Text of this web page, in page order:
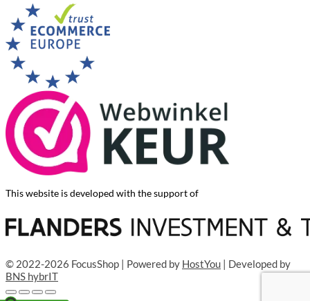
This website is developed with the support of
© 2022-2026 FocusShop | Powered by HostYou | Developed by
BNS hybrIT